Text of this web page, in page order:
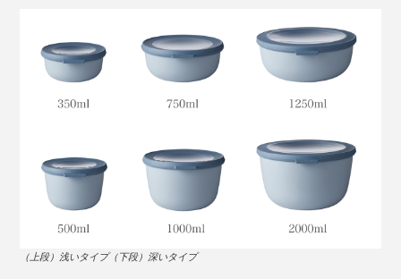
ーベキューやピクニック、持ち寄りパーティにも活躍し
ます。
北欧らしいツヤ消しのニュアンスカラーと、温かみのあ
るフォルムは、食器としても使えるデザイン。
（上段）浅いタイプ（下段）深いタイプ